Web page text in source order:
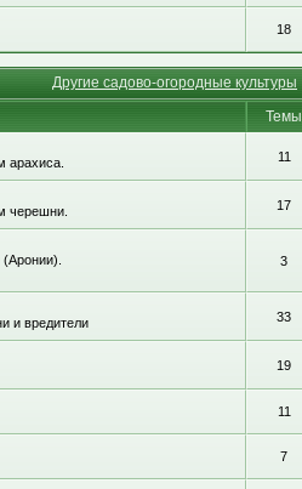
18
Другие садово-огородные культуры
Темы
арахиса. 11
черешни. 17
3
и вредители 33
19
11
7